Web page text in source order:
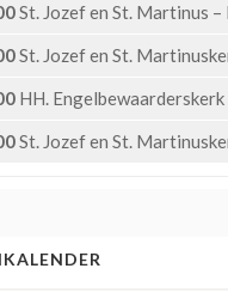
St. Jozef en St. Martinus
St. Jozef en St. Martinuskerk –
HH. Engelbewaarderskerk –
St. Jozef en St. Martinuskerk